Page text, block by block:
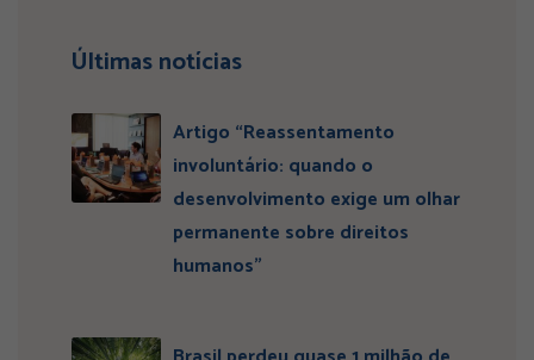
Últimas notícias
Artigo “Reassentamento
involuntário: quando o
desenvolvimento exige um olhar
permanente sobre direitos
humanos”